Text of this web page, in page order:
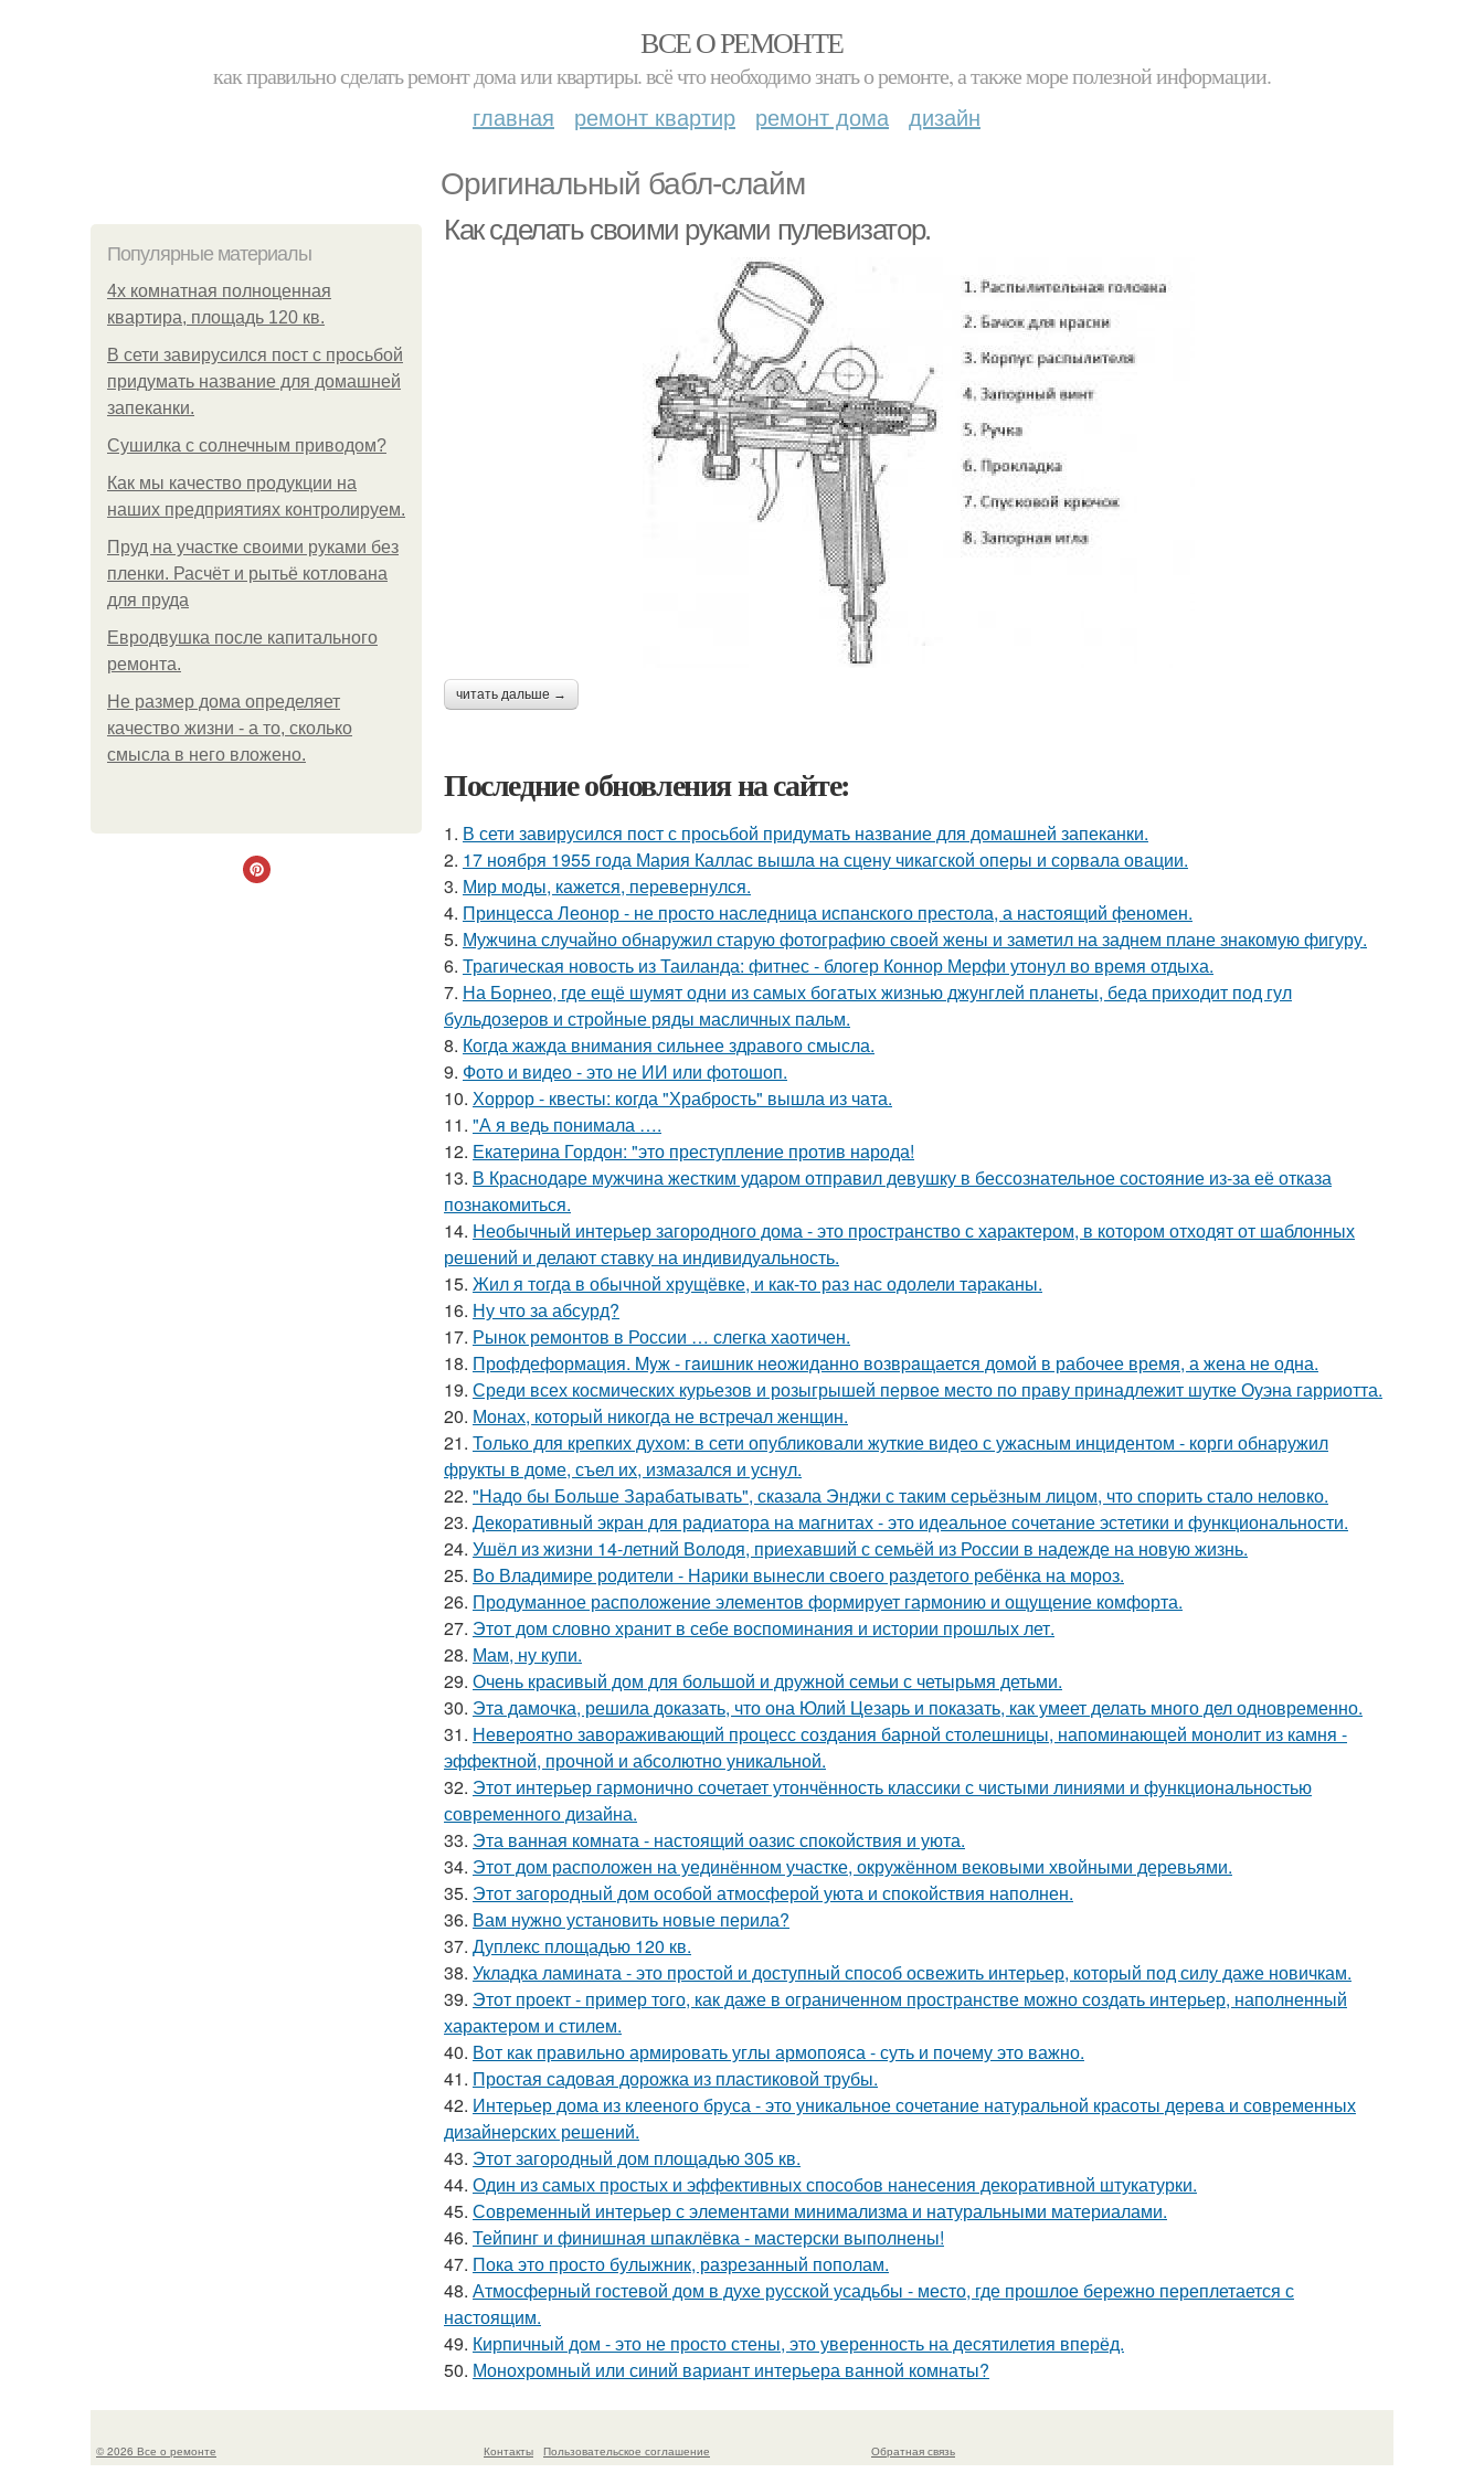
ВСЕ О РЕМОНТЕ
как правильно сделать ремонт дома или квартиры. всё что необходимо знать о ремонте, а также море полезной информации.
главная ремонт квартир ремонт дома дизайн
Оригинальный бабл-слайм
Популярные материалы
4x комнатная полноценная
квартира, площадь 120 кв.
В сети завирусился пост с просьбой
придумать название для домашней
запеканки.
Сушилка с солнечным приводом?
Как мы качество продукции на
наших предприятиях контролируем.
Пруд на участке своими руками без
пленки. Расчёт и рытьё котлована
для пруда
Евродвушка после капитального
ремонта.
Не размер дома определяет
качество жизни - а то, сколько
смысла в него вложено.
Как сделать своими руками пулевизатор.
читать дальше →
Последние обновления на сайте:
1. В сети завирусился пост с просьбой придумать название для домашней запеканки.
2. 17 ноября 1955 года Мария Каллас вышла на сцену чикагской оперы и сорвала овации.
3. Мир моды, кажется, перевернулся.
4. Принцесса Леонор - не просто наследница испанского престола, а настоящий феномен.
5. Мужчина случайно обнаружил старую фотографию своей жены и заметил на заднем плане знакомую фигуру.
6. Трагическая новость из Таиланда: фитнес - блогер Коннор Мерфи утонул во время отдыха.
7. На Борнео, где ещё шумят одни из самых богатых жизнью джунглей планеты, беда приходит под гул
бульдозеров и стройные ряды масличных пальм.
8. Когда жажда внимания сильнее здравого смысла.
9. Фото и видео - это не ИИ или фотошоп.
10. Хоррор - квесты: когда "Храбрость" вышла из чата.
11. "А я ведь понимала ….
12. Екатерина Гордон: "это преступление против народа!
13. В Краснодаре мужчина жестким ударом отправил девушку в бессознательное состояние из-за её отказа
познакомиться.
14. Необычный интерьер загородного дома - это пространство с характером, в котором отходят от шаблонных
решений и делают ставку на индивидуальность.
15. Жил я тогда в обычной хрущёвке, и как-то раз нас одолели тараканы.
16. Ну что за абсурд?
17. Рынок ремонтов в России … слегка хаотичен.
18. Профдеформация. Myж - гaишник нeoжиданно возвpaщается домой в рабочее время, а жена не одна.
19. Среди всех космических курьезов и розыгрышей первое место по праву принадлежит шутке Оуэна гарриотта.
20. Монах, который никогда не встречал женщин.
21. Только для крепких духом: в сети опубликовали жуткие видео с ужасным инцидентом - корги обнаружил
фрукты в доме, съел их, измазался и уснул.
22. "Надо бы Больше Зарабатывать", сказала Энджи с таким серьёзным лицом, что спорить стало неловко.
23. Декоративный экран для радиатора на магнитах - это идеальное сочетание эстетики и функциональности.
24. Ушёл из жизни 14-летний Володя, приехавший с семьёй из России в надежде на новую жизнь.
25. Во Владимире родители - Нарики вынесли своего раздетого ребёнка на мороз.
26. Продуманное расположение элементов формирует гармонию и ощущение комфорта.
27. Этот дом словно хранит в себе воспоминания и истории прошлых лет.
28. Мам, ну купи.
29. Очень красивый дом для большой и дружной семьи с четырьмя детьми.
30. Эта дамочка, решила доказать, что она Юлий Цезарь и показать, как умеет делать много дел одновременно.
31. Невероятно завораживающий процесс создания барной столешницы, напоминающей монолит из камня -
эффектной, прочной и абсолютно уникальной.
32. Этот интерьер гармонично сочетает утончённость классики с чистыми линиями и функциональностью
современного дизайна.
33. Эта ванная комната - настоящий оазис спокойствия и уюта.
34. Этот дом расположен на уединённом участке, окружённом вековыми хвойными деревьями.
35. Этот загородный дом особой атмосферой уюта и спокойствия наполнен.
36. Вам нужно установить новые перила?
37. Дуплекс площадью 120 кв.
38. Укладка ламината - это простой и доступный способ освежить интерьер, который под силу даже новичкам.
39. Этот проект - пример того, как даже в ограниченном пространстве можно создать интерьер, наполненный
характером и стилем.
40. Вот как правильно армировать углы армопояса - суть и почему это важно.
41. Простая садовая дорожка из пластиковой трубы.
42. Интерьер дома из клееного бруса - это уникальное сочетание натуральной красоты дерева и современных
дизайнерских решений.
43. Этот загородный дом площадью 305 кв.
44. Один из самых простых и эффективных способов нанесения декоративной штукатурки.
45. Современный интерьер с элементами минимализма и натуральными материалами.
46. Тейпинг и финишная шпаклёвка - мастерски выполнены!
47. Пока это просто булыжник, разрезанный пополам.
48. Атмосферный гостевой дом в духе русской усадьбы - место, где прошлое бережно переплетается с
настоящим.
49. Кирпичный дом - это не просто стены, это уверенность на десятилетия вперёд.
50. Монохромный или синий вариант интерьера ванной комнаты?
© 2026 Все о ремонте Контакты
Пользовательское соглашение
Обратная связь